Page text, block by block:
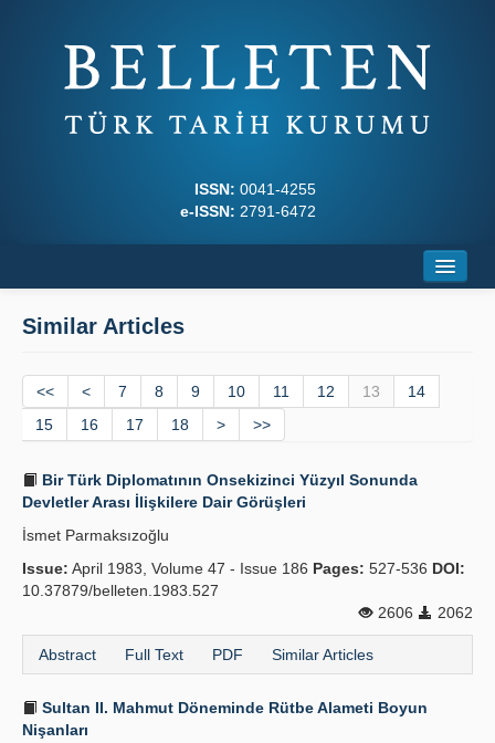
ISSN: 0041-4255
e-ISSN: 2791-6472
Journal Boards
Writing Rules
Principles
Guidelines
Similar Articles
<< < 7 8 9 10 11 12 13
14
15
16 17 18 > >>
Bir Türk Diplomatının Onsekizinci Yüzyıl Sonunda
Devletler Arası İlişkilere Dair Görüşleri
İsmet Parmaksızoğlu
Issue: April 1983, Volume 47 - Issue 186 Pages: 527-536 DOI:
10.37879/belleten.1983.527
2606
2062
Abstract Full Text PDF Similar Articles
Sultan II. Mahmut Döneminde Rütbe Alameti Boyun
Nişanları